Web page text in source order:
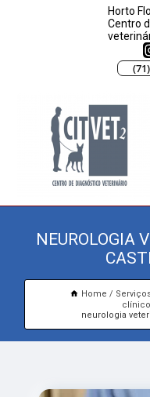
Horto
Centro
NEUROLOGIA
Home
neurologia